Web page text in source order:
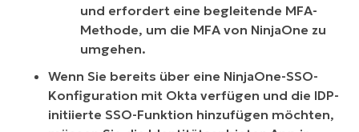
und erfordert eine begleitende MFA-
Methode, um die MFA von NinjaOne zu
umgehen.
Wenn Sie bereits über eine NinjaOne-SSO-
Konfiguration mit Okta verfügen und die IDP-
initiierte SSO-Funktion hinzufügen möchten,